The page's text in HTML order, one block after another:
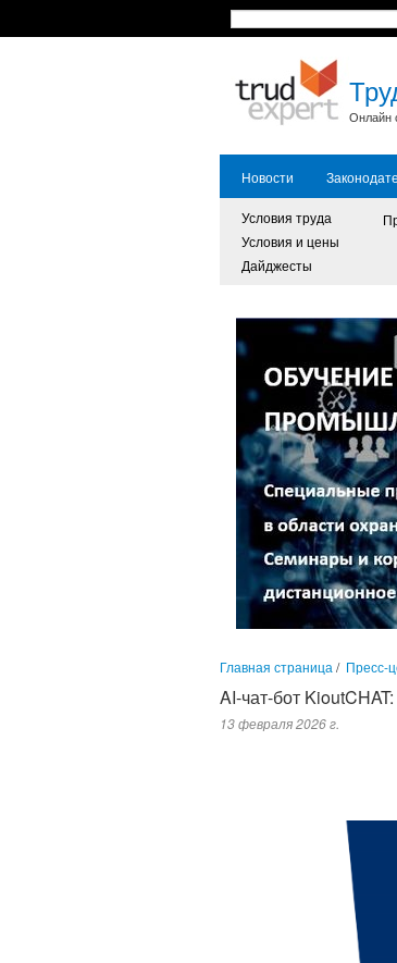
Онлайн
Новости
Условия труда
Условия и цены
Дайджесты
Главная страница / Пресс-
AI-чат-бот
13 февраля 2026 г.